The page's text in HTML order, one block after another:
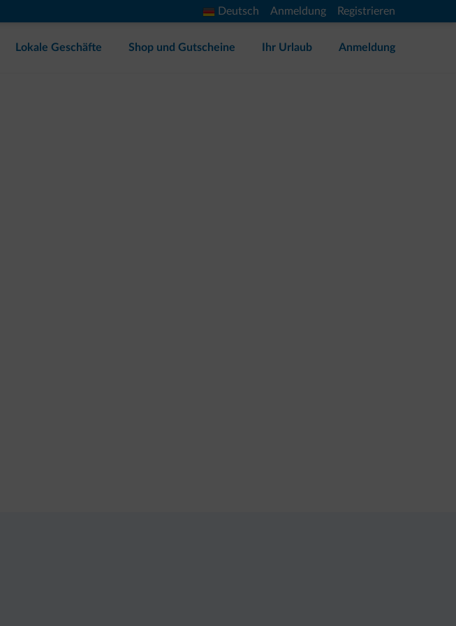
Deutsch Anmeldung Registrieren
Lokale Geschäfte Shop und Gutscheine Ihr Urlaub Anmeldung